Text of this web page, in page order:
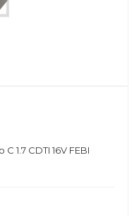
1.7 CDTI 16V FEBI